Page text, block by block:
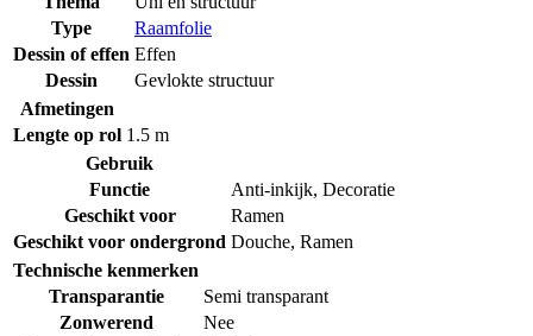
Type
Raamfolie
Dessin of effen Effen
Dessin
Gevlokte structuur
Afmetingen
Lengte op rol 1.5 m
Gebruik
Functie
Anti-inkijk, Decoratie
Geschikt voor
Ramen
Geschikt voor ondergrond Douche, Ramen
Technische kenmerken
Transparantie
Semi transparant
Zonwerend
Nee